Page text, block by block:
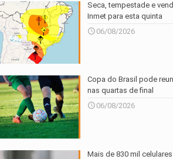
Seca, tempestade e
Inmet para esta quinta
06/08/2026
Copa do Brasil pode
nas quartas de final
06/08/2026
Mais de 830 mil